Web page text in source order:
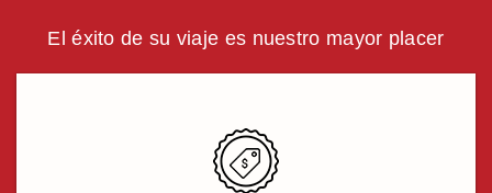
El éxito de su viaje es nuestro mayor placer